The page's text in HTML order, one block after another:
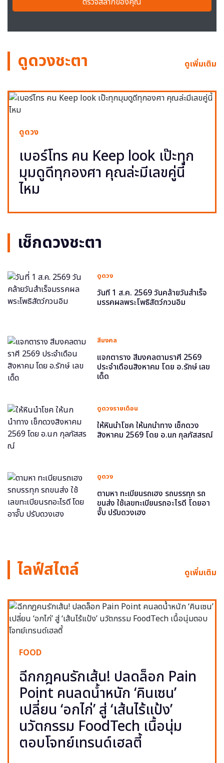
ดูดวงชะตา ดูเพิ่มเติม
ดูดวง
เบอร์โทร คน Keep look เป๊ะทุก
มุมดูดีทุกองศา คุณล่ะมีเลขคู่นี้
ไหม
เช็กดวงชะตา
ดูดวง
วันที่ 1 ส.ค. 2569 วันคล้ายวันสำเร็จ
มรรคผลพระโพธิสัตว์กวนอิม
สีมงคล
แจกตาราง สีมงคลตามราศี 2569
ประจำเดือนสิงหาคม โดย อ.รักษ์ เลข
เด็ด
ดูดวงรายเดือน
ให้หินนำโชค ให้นกนำทาง เช็กดวง
สิงหาคม 2569 โดย อ.นก กุลภัสสรณ์
ดูดวง
ตามหา ทะเบียนรถเฮง รถบรรทุก รถ
ขนส่ง ใช้เลขทะเบียนรถอะไรดี โดยอา
จั๊บ ปรับดวงเฮง
ไลฟ์สไตล์ ดูเพิ่มเติม
FOOD
ฉีกกฎคนรักเส้น! ปลดล็อก Pain
Point คนลดน้ำหนัก ‘คินเซน’
เปลี่ยน ‘อกไก่’ สู่ ‘เส้นไร้แป้ง’
นวัตกรรม FoodTech เนื้อนุ่ม
ตอบโจทย์เทรนด์เฮลตี้